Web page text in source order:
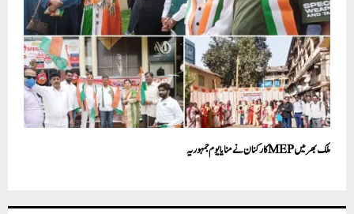
ملک بھر میں MEPکارکنان نے منایا یوم جمہوریہ